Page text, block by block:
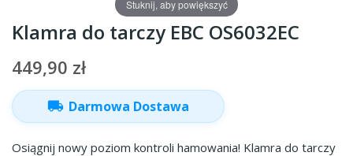
Stuknij, aby powiększyć
Klamra do tarczy EBC OS6032EC
449,90 zł
local_shipping Darmowa Dostawa
Osiągnij nowy poziom kontroli hamowania! Klamra do tarczy